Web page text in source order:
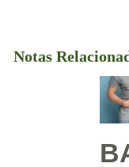
Notas